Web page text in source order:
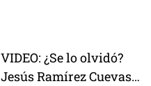
VIDEO: ¿Se lo olvidó?
Jesús Ramírez Cuevas,